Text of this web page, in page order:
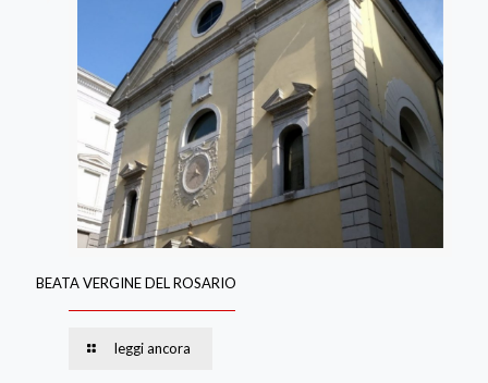
BEATA VERGINE DEL ROSARIO
leggi ancora